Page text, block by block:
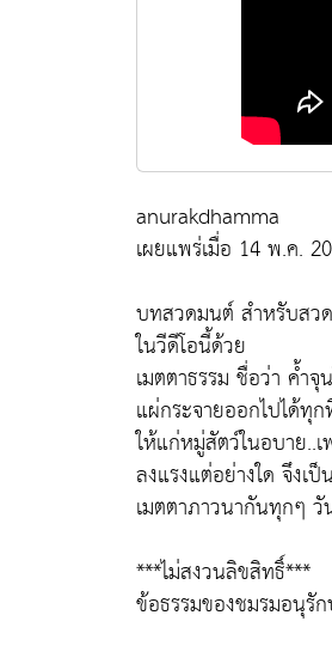
anurakdhamma
เผยแพร่เมื่อ 14 พ.ค.
บทสวดมนต์ สำหรับสว
ในวีดีโอนี้ด้วย​
เมตตาธรรม ชื่อว่า ค้ำ
แผ่กระจายออกไปได้ทุ
ให้แก่หมู่สัตว์ในอบาย..เ
ลงแรงแต่อย่างใด จึงเ
เมตตาภาวนากันทุกๆ
***ไม่สงวนลิขสิทธิ์***
ข้อธรรมของชมรมอนุ